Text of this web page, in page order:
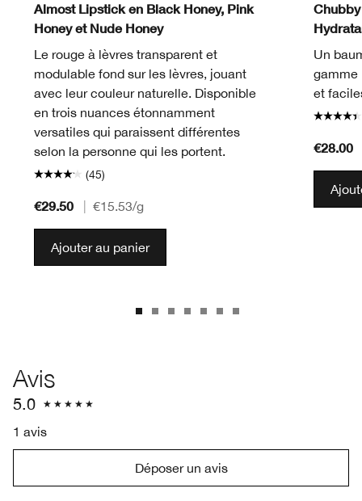
Almost Lipstick en Black Honey, Pink
Honey et Nude Honey
Le rouge à lèvres transparent et
modulable fond sur les lèvres, jouant
avec leur couleur naturelle. Disponible
en trois nuances étonnamment
versatiles qui paraissent différentes
selon la personne qui les portent.
(45)
€29.50 €15.53/g
Ajouter au panier
Un
gamme
et
€28.00
Avis
5.0
1 avis
Déposer un avis